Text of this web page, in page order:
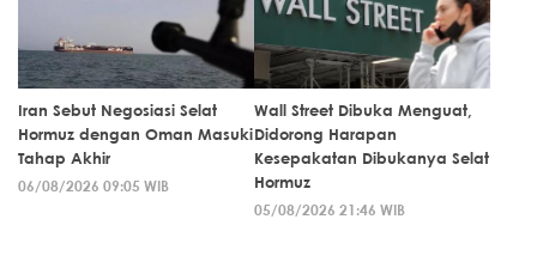
Iran Sebut Negosiasi Selat
Hormuz dengan Oman Masuki
Tahap Akhir
06/08/2026 09:05 WIB
Wall Street Dibuka Menguat,
Didorong Harapan
Kesepakatan Dibukanya Selat
Hormuz
05/08/2026 21:46 WIB